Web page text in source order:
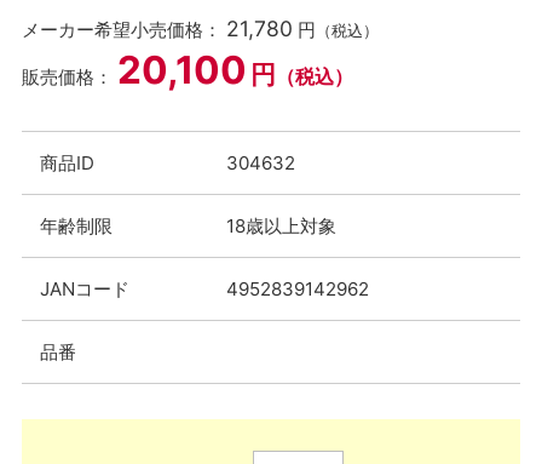
メーカー希望小売価格： 21,780 円 （税込）
販売価格： 20,100 円 （税込）
商品ID 304632
年齢制限 18歳以上対象
JANコード 4952839142962
品番